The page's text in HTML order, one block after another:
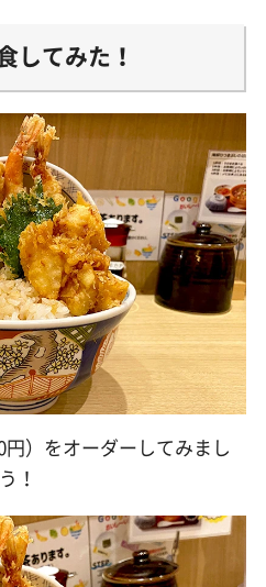
してみた！
円）をオーダーしてみまし
！